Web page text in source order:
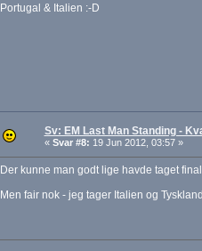
Portugal & Italien :-D
Sv: EM Last Man Standing -
« Svar #8: 19 Jun 2012, 03:57 »
Der kunne man godt lige havde taget
Men fair nok - jeg tager Italien og